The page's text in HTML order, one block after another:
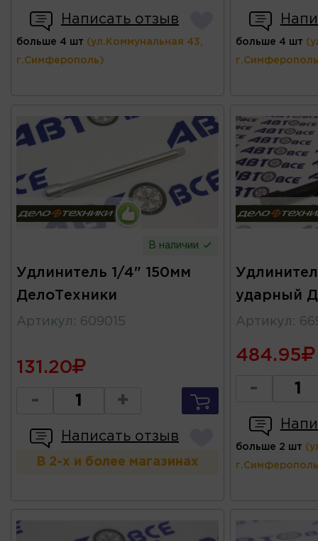
Написать отзыв
больше 4 шт (ул.Коммунальная 43,
г.Симферополь)
больше 4 шт
В наличии
Удлинитель 1/4" 150мм
ДелоТехники
Артикул : 609015
131.20
- +
Написать отзыв
В 2-х и более магазинах
ударный
Артикул :
484.95
-
больше 2 шт